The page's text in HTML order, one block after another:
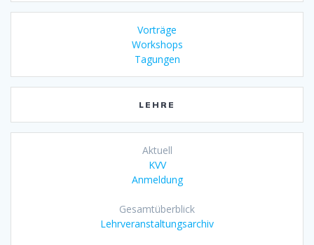
Vorträge
Workshops
Tagungen
LEHRE
Aktuell
KVV
Anmeldung
Gesamtüberblick
Lehrveranstaltungsarchiv